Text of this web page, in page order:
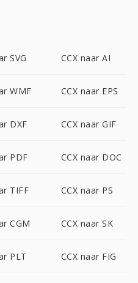
SVG CCX naar AI
WMF CCX naar EPS
DXF CCX naar GIF
PDF CCX naar DOC
TIFF CCX naar PS
CGM CCX naar SK
PLT CCX naar FIG